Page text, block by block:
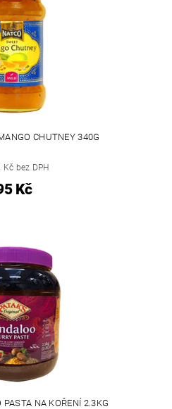
CHUTNEY 340G
Kč bez DPH
Kč
PASTA NA KOŘENÍ 2.3KG